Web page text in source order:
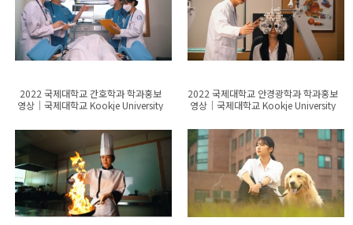
2022 국제대학교 간호학과 학과홍보
영상│국제대학교 Kookje University
2022 국제대학교 안경광학과 학과홍보
영상│국제대학교 Kookje University